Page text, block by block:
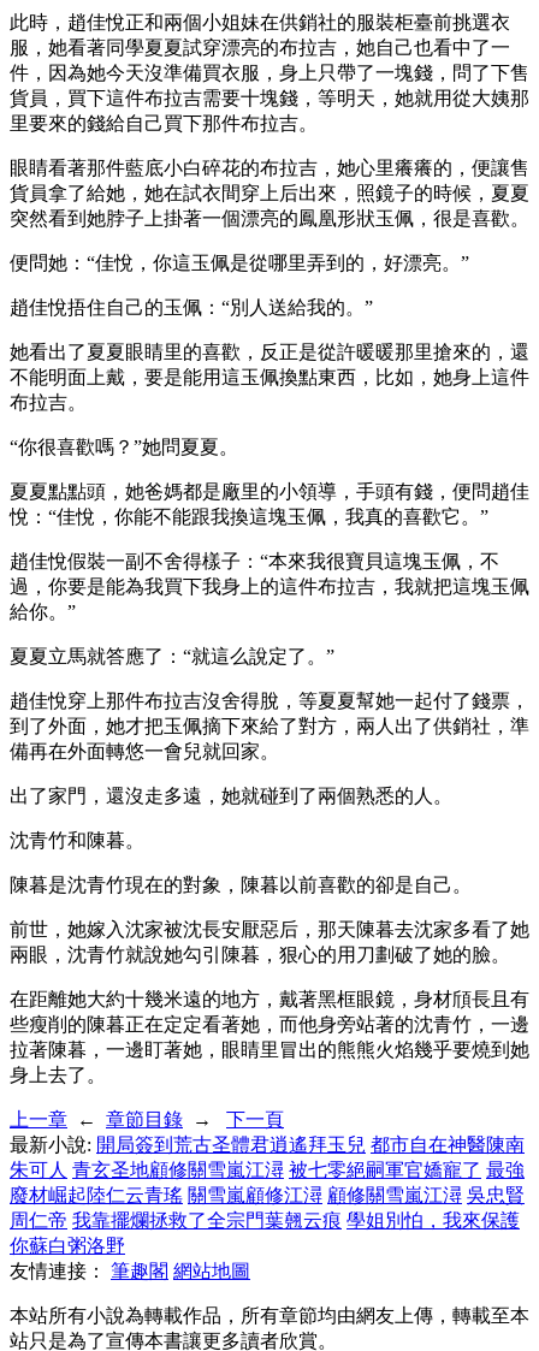
此時，趙佳悅正和兩個小姐妹在供銷社的服裝柜臺前挑選衣
服，她看著同學夏夏試穿漂亮的布拉吉，她自己也看中了一
件，因為她今天沒準備買衣服，身上只帶了一塊錢，問了下售
貨員，買下這件布拉吉需要十塊錢，等明天，她就用從大姨那
里要來的錢給自己買下那件布拉吉。
眼睛看著那件藍底小白碎花的布拉吉，她心里癢癢的，便讓售
貨員拿了給她，她在試衣間穿上后出來，照鏡子的時候，夏夏
突然看到她脖子上掛著一個漂亮的鳳凰形狀玉佩，很是喜歡。
便問她：“佳悅，你這玉佩是從哪里弄到的，好漂亮。”
趙佳悅捂住自己的玉佩：“別人送給我的。”
她看出了夏夏眼睛里的喜歡，反正是從許暖暖那里搶來的，還
不能明面上戴，要是能用這玉佩換點東西，比如，她身上這件
布拉吉。
“你很喜歡嗎？”她問夏夏。
夏夏點點頭，她爸媽都是廠里的小領導，手頭有錢，便問趙佳
悅：“佳悅，你能不能跟我換這塊玉佩，我真的喜歡它。”
趙佳悅假裝一副不舍得樣子：“本來我很寶貝這塊玉佩，不
過，你要是能為我買下我身上的這件布拉吉，我就把這塊玉佩
給你。”
夏夏立馬就答應了：“就這么說定了。”
趙佳悅穿上那件布拉吉沒舍得脫，等夏夏幫她一起付了錢票，
到了外面，她才把玉佩摘下來給了對方，兩人出了供銷社，準
備再在外面轉悠一會兒就回家。
出了家門，還沒走多遠，她就碰到了兩個熟悉的人。
沈青竹和陳暮。
陳暮是沈青竹現在的對象，陳暮以前喜歡的卻是自己。
前世，她嫁入沈家被沈長安厭惡后，那天陳暮去沈家多看了她
兩眼，沈青竹就說她勾引陳暮，狠心的用刀劃破了她的臉。
在距離她大約十幾米遠的地方，戴著黑框眼鏡，身材頎長且有
些瘦削的陳暮正在定定看著她，而他身旁站著的沈青竹，一邊
拉著陳暮，一邊盯著她，眼睛里冒出的熊熊火焰幾乎要燒到她
身上去了。
上一章 ← 章節目錄 → 下一頁
最新小說: 開局簽到荒古圣體君逍遙拜玉兒 都市自在神醫陳南
朱可人 青玄圣地顧修關雪嵐江潯 被七零絕嗣軍官嬌寵了 最強
廢材崛起陸仁云青瑤 關雪嵐顧修江潯 顧修關雪嵐江潯 吳忠賢
周仁帝 我靠擺爛拯救了全宗門葉翹云痕 學姐別怕，我來保護
你蘇白粥洛野
友情連接： 筆趣閣 網站地圖
本站所有小說為轉載作品，所有章節均由網友上傳，轉載至本
站只是為了宣傳本書讓更多讀者欣賞。